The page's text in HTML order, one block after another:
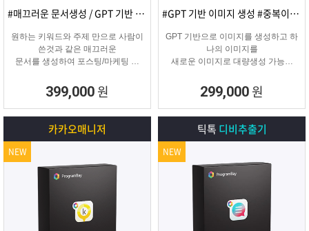
#매끄러운 문서생성 / GPT 기반 문서
원하는 키워드와 주제 만으로 사람이
쓴것과 같은 매끄러운
문서를 생성하여 포스팅/마케팅 시
소모되는 시간을 없애주는 고퀄리티
문서생성 프로그램입니다.
399,000 원
#GPT 기반 이미지 생성 #중복이미지 #유사이미지
GPT 기반으로 이미지를 생성하고 하
나의 이미지를
새로운 이미지로 대량생성 가능한
299,000 원
카카오매니저
NEW
틱톡 디비추출기
NEW